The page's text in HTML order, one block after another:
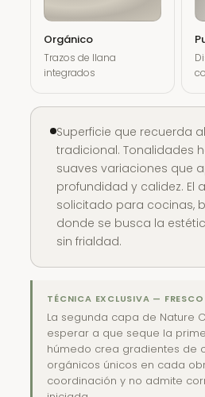
Orgánico
Trazos de llana
integrados
Superficie que recuerda
tradicional. Tonalidades
suaves variaciones que
profundidad y calidez. El
solicitado para cocinas,
donde se busca la
sin frialdad.
TÉCNICA EXCLUSIVA — FRESCO
La segunda capa de Nature
esperar a que seque la
húmedo crea gradientes de
orgánicos únicos en cada
coordinación y no admite